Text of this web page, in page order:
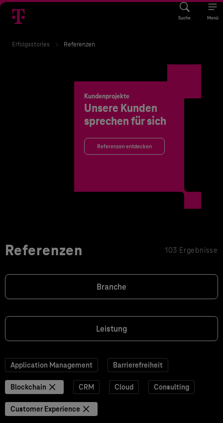
Suche Menü
Erfolgsstories Referenzen
Kundenprojekte
Unsere Kunden
sprechen für sich
Referenzen entdecken
Referenzen 103 Ergebnisse
Branche
Leistung
Application Management Barrierefreiheit
Blockchain CRM Cloud Consulting
Customer Experience